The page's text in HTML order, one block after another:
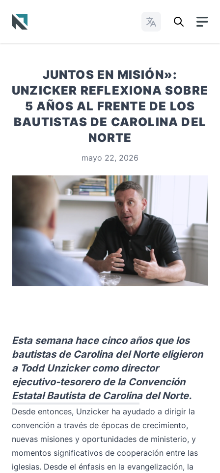
Cambiar idioma
JUNTOS EN MISIÓN»:
UNZICKER REFLEXIONA SOBRE
5 AÑOS AL FRENTE DE LOS
BAUTISTAS DE CAROLINA DEL
NORTE
mayo 22, 2026
Esta semana hace cinco años que los
bautistas de Carolina del Norte eligieron
a Todd Unzicker como director
ejecutivo-tesorero de la Convención
Estatal Bautista de Carolina del Norte.
Desde entonces, Unzicker ha ayudado a dirigir la
convención a través de épocas de crecimiento,
nuevas misiones y oportunidades de ministerio, y
momentos significativos de cooperación entre las
iglesias. Desde el énfasis en la evangelización, la